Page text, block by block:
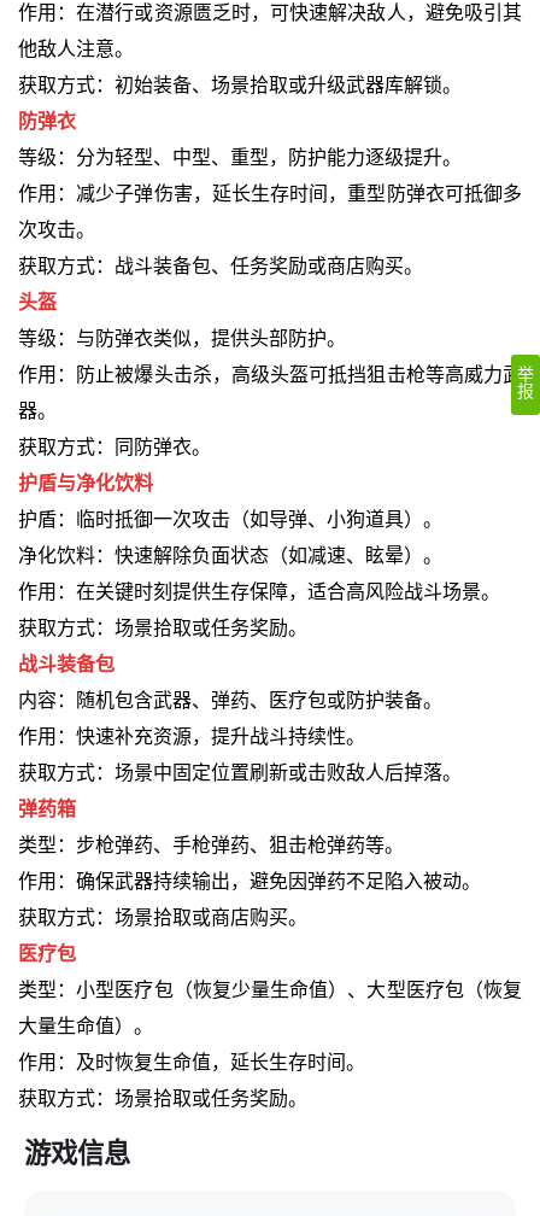
作用：在潜行或资源匮乏时，可快速解决敌人，避免吸引其
他敌人注意。
获取方式：初始装备、场景拾取或升级武器库解锁。
防弹衣
等级：分为轻型、中型、重型，防护能力逐级提升。
作用：减少子弹伤害，延长生存时间，重型防弹衣可抵御多
次攻击。
获取方式：战斗装备包、任务奖励或商店购买。
头盔
等级：与防弹衣类似，提供头部防护。
作用：防止被爆头击杀，高级头盔可抵挡狙击枪等高威力武
器。
获取方式：同防弹衣。
护盾与净化饮料
护盾：临时抵御一次攻击（如导弹、小狗道具）。
净化饮料：快速解除负面状态（如减速、眩晕）。
作用：在关键时刻提供生存保障，适合高风险战斗场景。
获取方式：场景拾取或任务奖励。
战斗装备包
内容：随机包含武器、弹药、医疗包或防护装备。
作用：快速补充资源，提升战斗持续性。
获取方式：场景中固定位置刷新或击败敌人后掉落。
弹药箱
类型：步枪弹药、手枪弹药、狙击枪弹药等。
作用：确保武器持续输出，避免因弹药不足陷入被动。
获取方式：场景拾取或商店购买。
医疗包
类型：小型医疗包（恢复少量生命值）、大型医疗包（恢复
大量生命值）。
作用：及时恢复生命值，延长生存时间。
获取方式：场景拾取或任务奖励。
游戏信息
举
报